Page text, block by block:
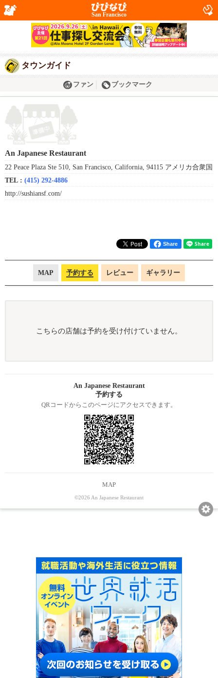
San Francisco
タウンガイド
ファン ブックマーク
An Japanese Restaurant
22 Peace Plaza Ste 510, San Francisco, California, 94115 アメリカ合衆国
TEL : (415) 292-4886
http://sushiansf.com/
Share
MAP 予約する レビュー ギャラリー
こちらの店舗は予約を受け付けていません。
An Japanese Restaurant
予約する
QRコードからこのページにアクセスできます。
MAP
©2026 An Japanese Restaurant